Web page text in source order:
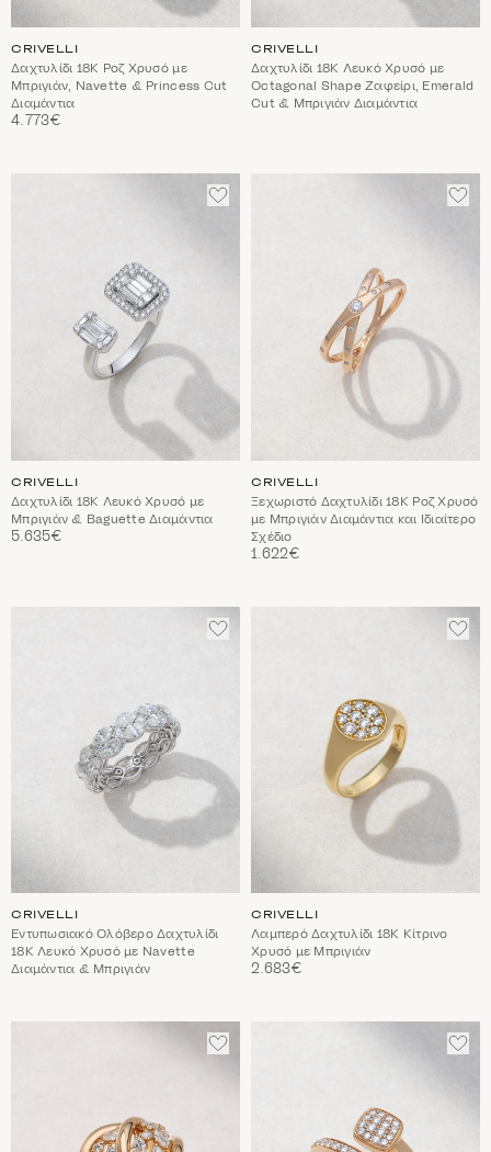
CRIVELLI
Δαχτυλίδι 18Κ Ροζ Χρυσό με
Μπριγιάν, Navette & Princess Cut
Διαμάντια
4.773€
CRIVELLI
Δαχτυλίδι 18Κ Λευκό Χρυσό με
Octagonal Shape Ζαφείρι, Emerald
Cut & Μπριγιάν Διαμάντια
ΠΡΟΣΘΈΣΤΕ
ΣΤΑ
CRIVELLI
Δαχτυλίδι 18Κ Λευκό Χρυσό με
Μπριγιάν & Baguette Διαμάντια
5.635€
ΣΤΑ
CRIVELLI
Ξεχωριστό Δαχτυλίδι 18Κ Ροζ Χρυσό
με Μπριγιάν Διαμάντια και Ιδιαίτερο
Σχέδιο
1.622€
ΠΡΟΣΘΈΣΤΕ
ΣΤΑ
CRIVELLI
Εντυπωσιακό Ολόβερο Δαχτυλίδι
18Κ Λευκό Χρυσό με Navette
Διαμάντια & Μπριγιάν
ΣΤΑ
CRIVELLI
Λαμπερό Δαχτυλίδι 18Κ Κίτρινο
Χρυσό με Μπριγιάν
2.683€
ΠΡΟΣΘΈΣΤΕ
ΣΤΑ
ΣΤΑ